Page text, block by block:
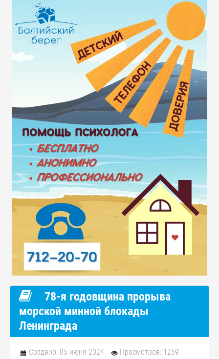
78-я годовщина прорыва
морской минной блокады
Ленинграда
Создано: 05 июня 2024 Просмотров: 1259